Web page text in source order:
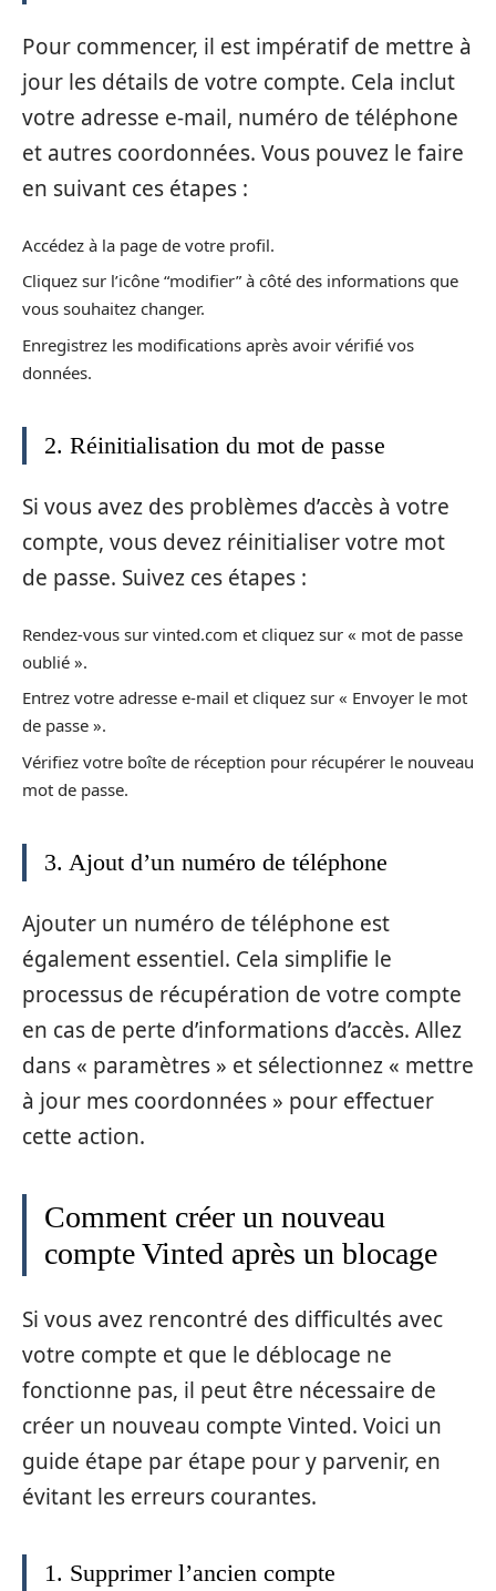
Pour commencer, il est impératif de mettre à
jour les détails de votre compte. Cela inclut
votre adresse e-mail, numéro de téléphone
et autres coordonnées. Vous pouvez le faire
en suivant ces étapes :
Accédez à la page de votre profil.
Cliquez sur l’icône “modifier” à côté des informations que
vous souhaitez changer.
Enregistrez les modifications après avoir vérifié vos
données.
2. Réinitialisation du mot de passe
Si vous avez des problèmes d’accès à votre
compte, vous devez réinitialiser votre mot
de passe. Suivez ces étapes :
Rendez-vous sur vinted.com et cliquez sur « mot de passe
oublié ».
Entrez votre adresse e-mail et cliquez sur « Envoyer le mot
de passe ».
Vérifiez votre boîte de réception pour récupérer le nouveau
mot de passe.
3. Ajout d’un numéro de téléphone
Ajouter un numéro de téléphone est
également essentiel. Cela simplifie le
processus de récupération de votre compte
en cas de perte d’informations d’accès. Allez
dans « paramètres » et sélectionnez « mettre
à jour mes coordonnées » pour effectuer
cette action.
Comment créer un nouveau
compte Vinted après un blocage
Si vous avez rencontré des difficultés avec
votre compte et que le déblocage ne
fonctionne pas, il peut être nécessaire de
créer un nouveau compte Vinted. Voici un
guide étape par étape pour y parvenir, en
évitant les erreurs courantes.
1. Supprimer l’ancien compte